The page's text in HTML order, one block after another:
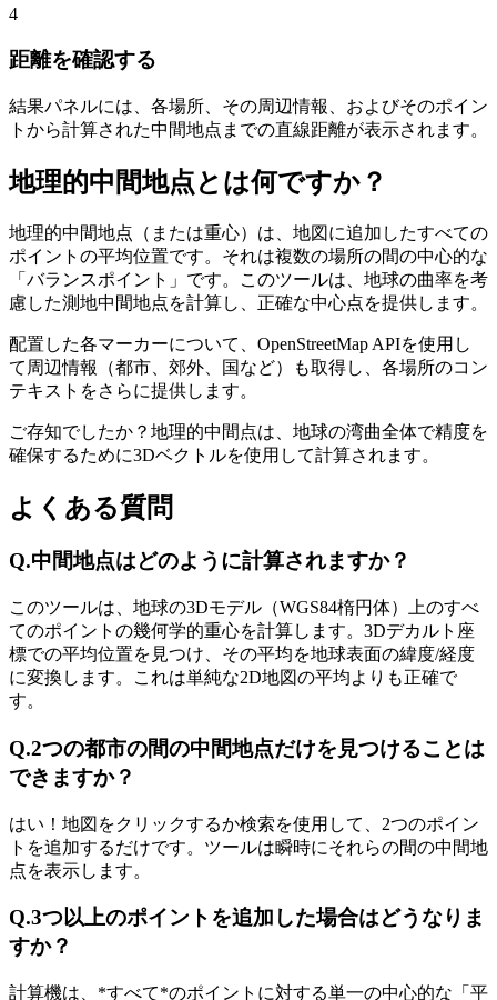
4
距離を確認する
結果パネルには、各場所、その周辺情報、およびそのポイン
トから計算された中間地点までの直線距離が表示されます。
地理的中間地点とは何ですか？
地理的中間地点（または重心）は、地図に追加したすべての
ポイントの平均位置です。それは複数の場所の間の中心的な
「バランスポイント」です。このツールは、地球の曲率を考
慮した測地中間地点を計算し、正確な中心点を提供します。
配置した各マーカーについて、OpenStreetMap APIを使用し
て周辺情報（都市、郊外、国など）も取得し、各場所のコン
テキストをさらに提供します。
ご存知でしたか？地理的中間点は、地球の湾曲全体で精度を
確保するために3Dベクトルを使用して計算されます。
よくある質問
Q.中間地点はどのように計算されますか？
このツールは、地球の3Dモデル（WGS84楕円体）上のすべ
てのポイントの幾何学的重心を計算します。3Dデカルト座
標での平均位置を見つけ、その平均を地球表面の緯度/経度
に変換します。これは単純な2D地図の平均よりも正確で
す。
Q.2つの都市の間の中間地点だけを見つけることは
できますか？
はい！地図をクリックするか検索を使用して、2つのポイン
トを追加するだけです。ツールは瞬時にそれらの間の中間地
点を表示します。
Q.3つ以上のポイントを追加した場合はどうなりま
すか？
計算機は、*すべて*のポイントに対する単一の中心的な「平